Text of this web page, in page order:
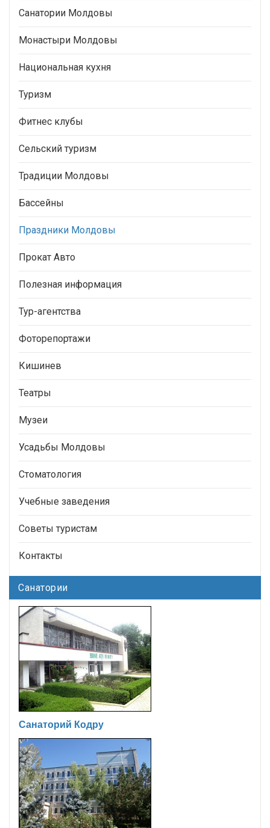
Санатории Молдовы
Монастыри Молдовы
Национальная кухня
Туризм
Фитнес клубы
Сельский туризм
Традиции Молдовы
Бассейны
Праздники Молдовы
Прокат Авто
Полезная информация
Тур-агентства
Фоторепортажи
Кишинев
Театры
Музеи
Усадьбы Молдовы
Стоматология
Учебные заведения
Советы туристам
Контакты
Санатории
Санаторий Кодру